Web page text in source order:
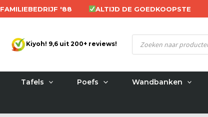
FAMILIEBEDRIJF '88 ALTIJD DE GOEDKOOPSTE
Kiyoh! 9,6 uit 200+ reviews!
Producten
zoeken
Tafels Poefs Wandbanken